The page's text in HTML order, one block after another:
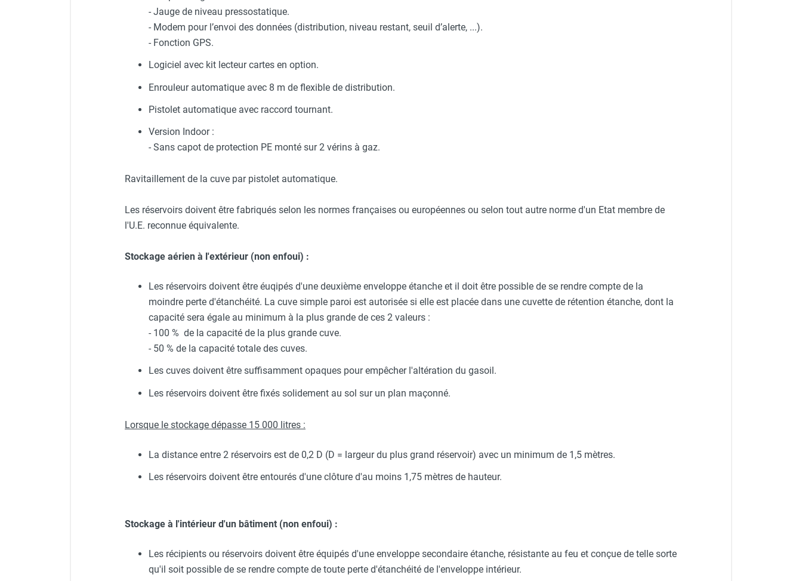
Chauffage FARM au gaz
Chauffage FARM au fioul
Chauffage d'atelier granulés / bois /
Chaudière fixe à eau
Aérotherme fixe mural
Aérotherme au gaz
Aérotherme à eau chaude ou froide
Chauffage mobile électrique, fioul et
Chauffage mobile électrique
Chauffage électrique soufflant
étuvage industriel ou destruction
Chauffage électrique infrarouge
Chauffage électrique par convection
Chauffage mobile au fioul et GNR
Chauffage fioul soufflant avec
cheminée et réservoir intégré
cheminée à raccorder sur citerne
Chauffage fioul soufflant sans
infrarouge/rayonnant
Chauffage mobile au gaz à
Chauffage mobile au gaz rayonnant
Chauffage mobile au bois
Gaine pour chauffage mobile
- Jauge de niveau pressostatique.
- Modem pour l’envoi des données (distribution, niveau restant, seuil d’alerte, ...).
- Fonction GPS.
Logiciel avec kit lecteur cartes en option.
Enrouleur automatique avec 8 m de flexible de distribution.
Pistolet automatique avec raccord tournant.
Version Indoor :
- Sans capot de protection PE monté sur 2 vérins à gaz.
Ravitaillement de la cuve par pistolet automatique.
Les réservoirs doivent être fabriqués selon les normes françaises ou européennes ou selon tout autre norme d'un Etat membre de
l'U.E. reconnue équivalente.
Stockage aérien à l'extérieur (non enfoui) :
Les réservoirs doivent être éuqipés d'une deuxième enveloppe étanche et il doit être possible de se rendre compte de la
moindre perte d'étanchéité. La cuve simple paroi est autorisée si elle est placée dans une cuvette de rétention étanche, dont la
capacité sera égale au minimum à la plus grande de ces 2 valeurs :
- 100 % de la capacité de la plus grande cuve.
- 50 % de la capacité totale des cuves.
Les cuves doivent être suffisamment opaques pour empêcher l'altération du gasoil.
Les réservoirs doivent être fixés solidement au sol sur un plan maçonné.
Lorsque le stockage dépasse 15 000 litres :
La distance entre 2 réservoirs est de 0,2 D (D = largeur du plus grand réservoir) avec un minimum de 1,5 mètres.
Les réservoirs doivent être entourés d'une clôture d'au moins 1,75 mètres de hauteur.
Stockage à l'intérieur d'un bâtiment (non enfoui) :
Les récipients ou réservoirs doivent être équipés d'une enveloppe secondaire étanche, résistante au feu et conçue de telle sorte
qu'il soit possible de se rendre compte de toute perte d'étanchéité de l'enveloppe intérieur.